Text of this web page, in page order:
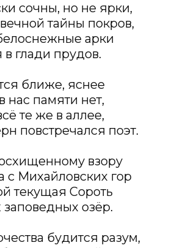
сочны, но не ярки,
тайны покров,
арки
глади прудов.
ближе, яснее
нас памяти нет,
те же в аллее,
повстречался поэт.
взору
с Михайловских гор
текущая Сороть
озёр.
будится разум,